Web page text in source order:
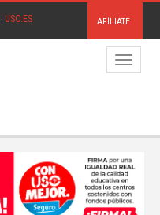
· USO.ES AFÍLIATE
Menú